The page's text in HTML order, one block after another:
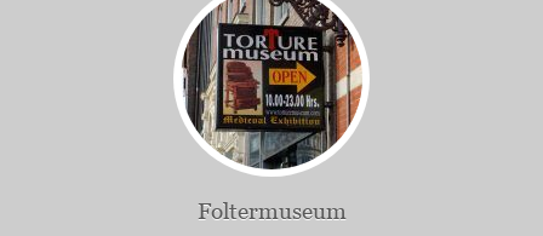
Foltermuseum